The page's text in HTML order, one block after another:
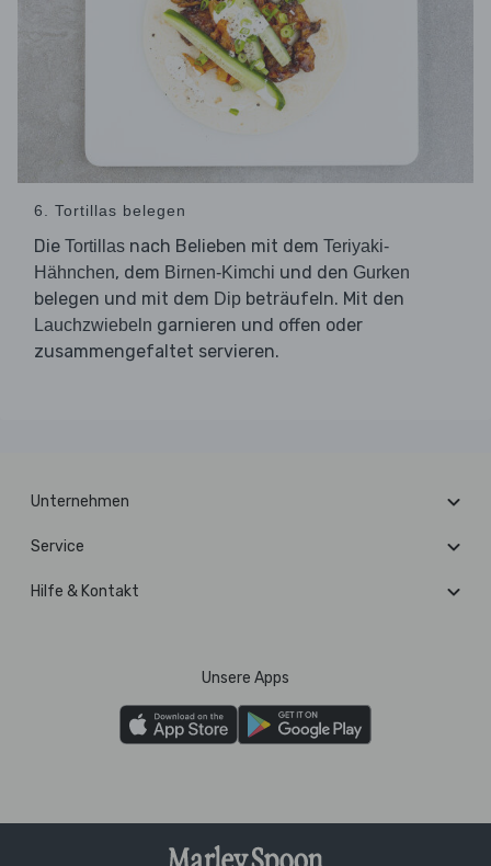
6. Tortillas belegen
Die Tortillas nach Belieben mit dem Teriyaki-
Hähnchen, dem Birnen-Kimchi und den Gurken
belegen und mit dem Dip beträufeln. Mit den
Lauchzwiebeln garnieren und offen oder
zusammengefaltet servieren.
Unternehmen
Service
Hilfe & Kontakt
Unsere Apps